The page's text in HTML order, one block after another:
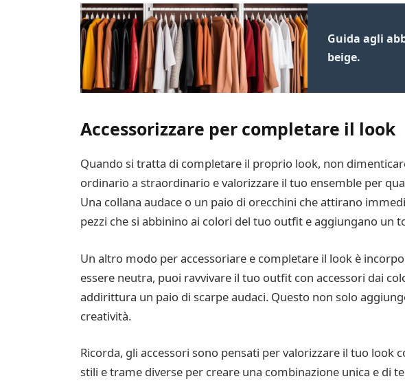
Guida agli
beige.
Accessorizzare per completare il look
Quando si tratta di completare il proprio look, non
ordinario a straordinario e valorizzare il tuo ensemble per
Una collana audace o un paio di orecchini che attirano
pezzi che si abbinino ai colori del tuo outfit e aggiungano un
Un altro modo per accessoriare e completare il look è
essere neutra, puoi ravvivare il tuo outfit con accessori dai
addirittura un paio di scarpe audaci. Questo non solo
creatività.
Ricorda, gli accessori sono pensati per valorizzare il tuo
stili e trame diverse per creare una combinazione unica e di